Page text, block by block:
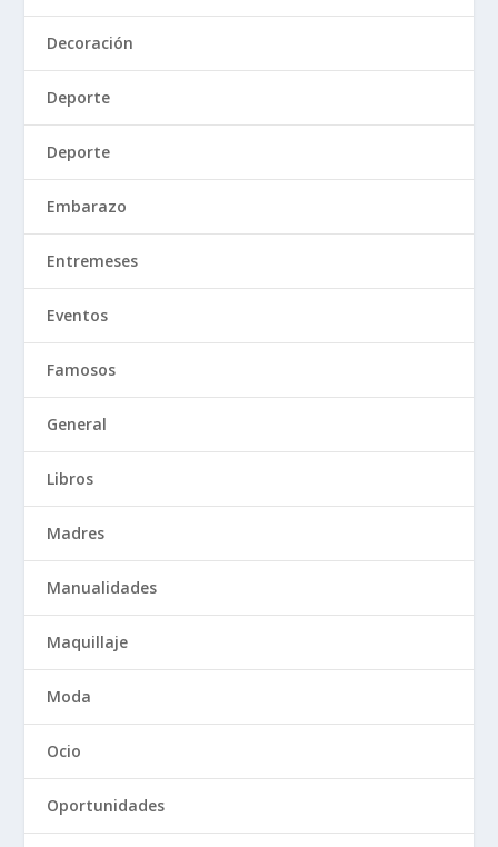
Decoración
Deporte
Deporte
Embarazo
Entremeses
Eventos
Famosos
General
Libros
Madres
Manualidades
Maquillaje
Moda
Ocio
Oportunidades